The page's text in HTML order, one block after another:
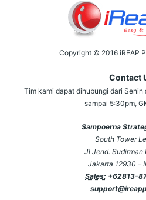
Copyright © 2016 iREAP
Contact
Tim kami dapat dihubungi dari
sampai 5:30pm,
Sampoerna
South Tower
Jl Jend. Sudirman
Jakarta 12930 –
Sales: +62813-